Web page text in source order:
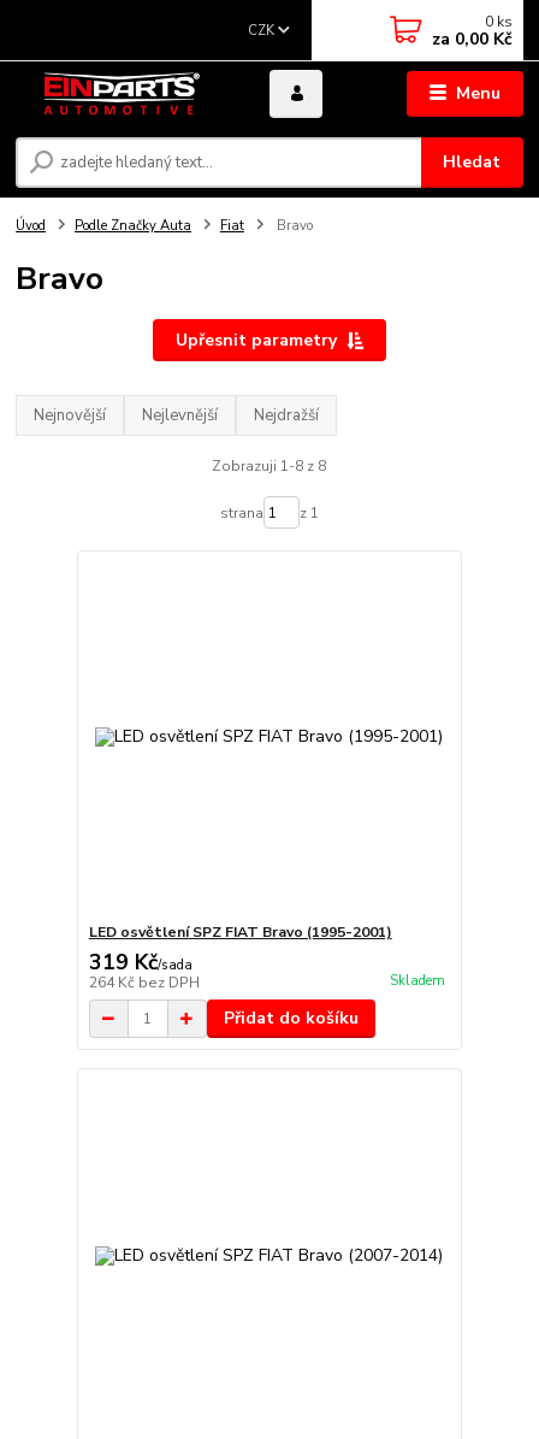
Menu
CZK
Hledat
0 ks
za 0,00 Kč
Úvod Podle Značky Auta Fiat Bravo
Bravo
Upřesnit parametry
Nejnovější Nejlevnější Nejdražší
Zobrazuji 1-8 z 8
strana z 1
LED osvětlení SPZ FIAT Bravo (1995-2001)
319 Kč/sada
264 Kč bez DPH Skladem
Přidat do košíku